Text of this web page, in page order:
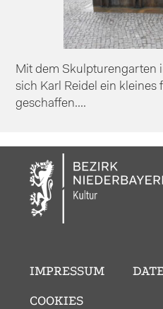
Mit dem Skulpturengarten
sich Karl Reidel ein kleines
geschaffen....
IMPRESSUM
COOKIES